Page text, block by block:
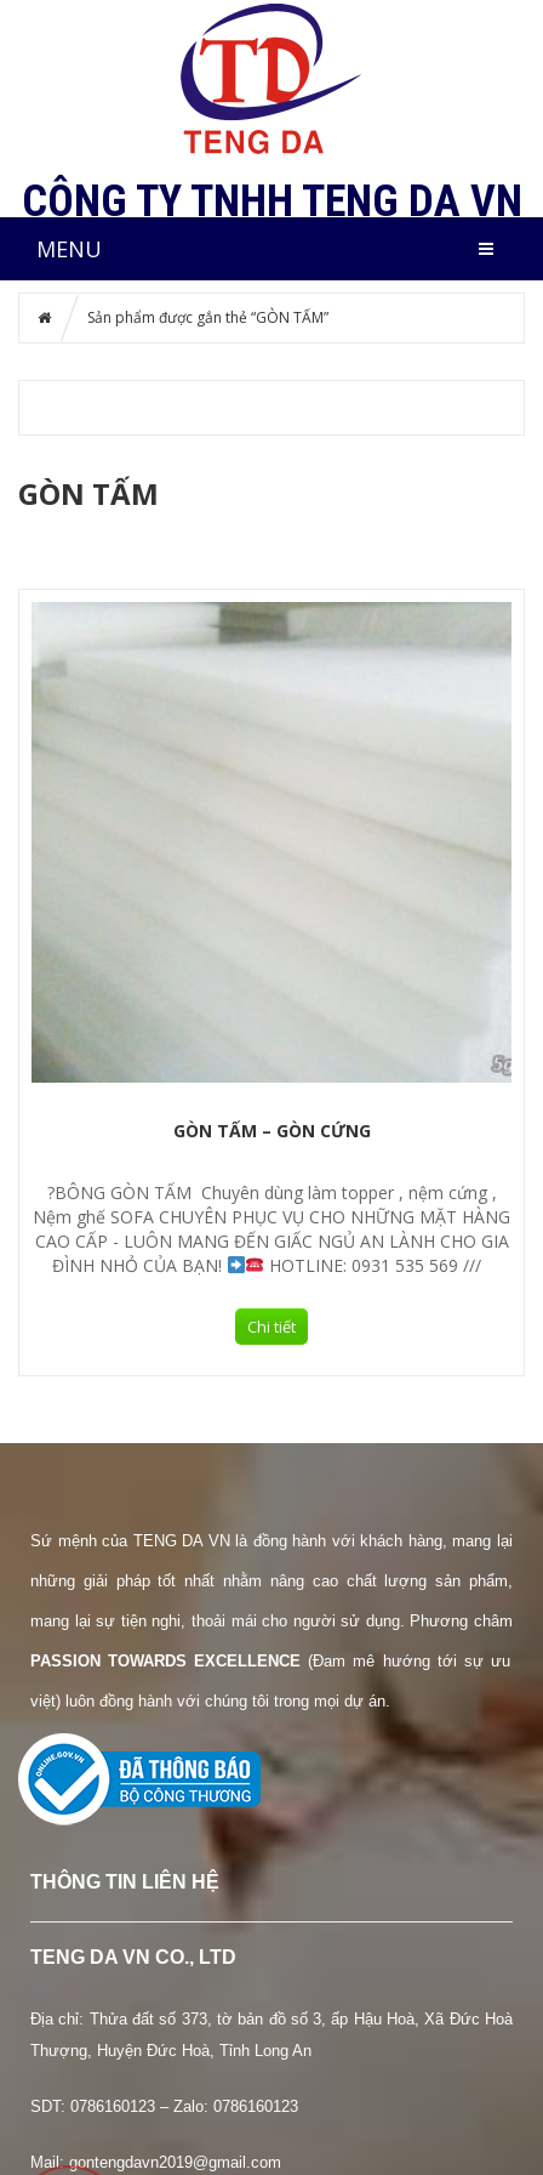
CÔNG TY TNHH TENG DA VN
MENU
Sản phẩm được gắn thẻ “GÒN TẤM”
GÒN TẤM
GÒN TẤM – GÒN CỨNG
?BÔNG GÒN TẤM Chuyên dùng làm topper , nệm cứng ,
Nệm ghế SOFA CHUYÊN PHỤC VỤ CHO NHỮNG MẶT HÀNG
CAO CẤP - LUÔN MANG ĐẾN GIẤC NGỦ AN LÀNH CHO GIA
ĐÌNH NHỎ CỦA BẠN!
HOTLINE: 0931 535 569 ///
Chi tiết
Sứ mệnh của TENG DA VN là đồng hành với khách hàng, mang lại
những giải pháp tốt nhất nhằm nâng cao chất lượng sản phẩm,
mang lại sự tiện nghi, thoải mái cho người sử dụng. Phương châm
PASSION TOWARDS EXCELLENCE (Đam mê hướng tới sự ưu
việt) luôn đồng hành với chúng tôi trong mọi dự án.
THÔNG TIN LIÊN HỆ
TENG DA VN CO., LTD
Địa chỉ: Thửa đất số 373, tờ bản đồ số 3, ấp Hậu Hoà, Xã Đức Hoà
Thượng, Huyện Đức Hoà, Tỉnh Long An
SDT: 0786160123 – Zalo: 0786160123
Mail: gontengdavn2019@gmail.com